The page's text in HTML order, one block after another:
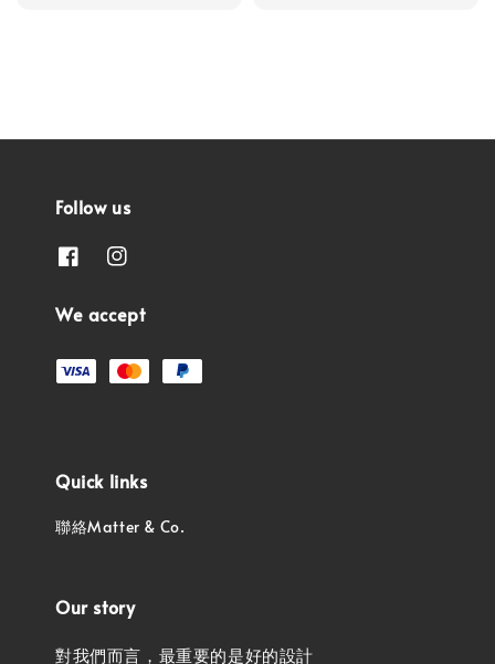
Follow us
We accept
Quick links
聯絡Matter & Co.
Our story
對我們而言，最重要的是好的設計